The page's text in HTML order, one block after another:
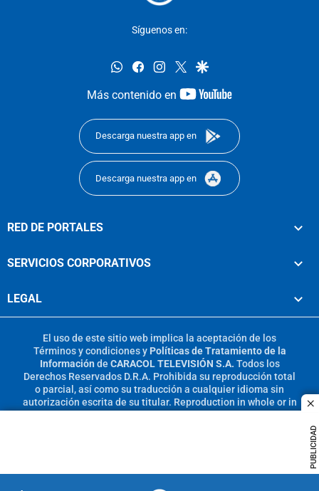
PUBLICIDAD
Síguenos en:
whatsappfacebookinstagram
twittergoogle
Más contenido en
youtube-
Descarga nuestra app en
Descarga nuestra app en
RED DE PORTALES
SERVICIOS CORPORATIVOS
LEGAL
El uso de este sitio web implica la aceptación de los
Términos y condicionesy Políticas de Tratamiento de la
Información de CARACOL TELEVISIÓN S.A. Todos los
Derechos Reservados D.R.A. Prohibida su reproducción total
o parcial, así como su traducción a cualquier idioma sin
autorización escrita de su titular. Reproduction in whole or in